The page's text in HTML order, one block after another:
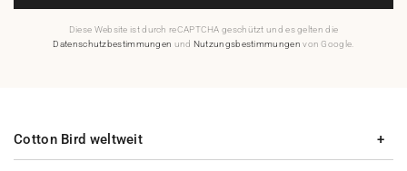
Diese Website ist durch reCAPTCHA geschützt und es gelten die
Datenschutzbestimmungen und Nutzungsbestimmungen von Google.
Cotton Bird weltweit